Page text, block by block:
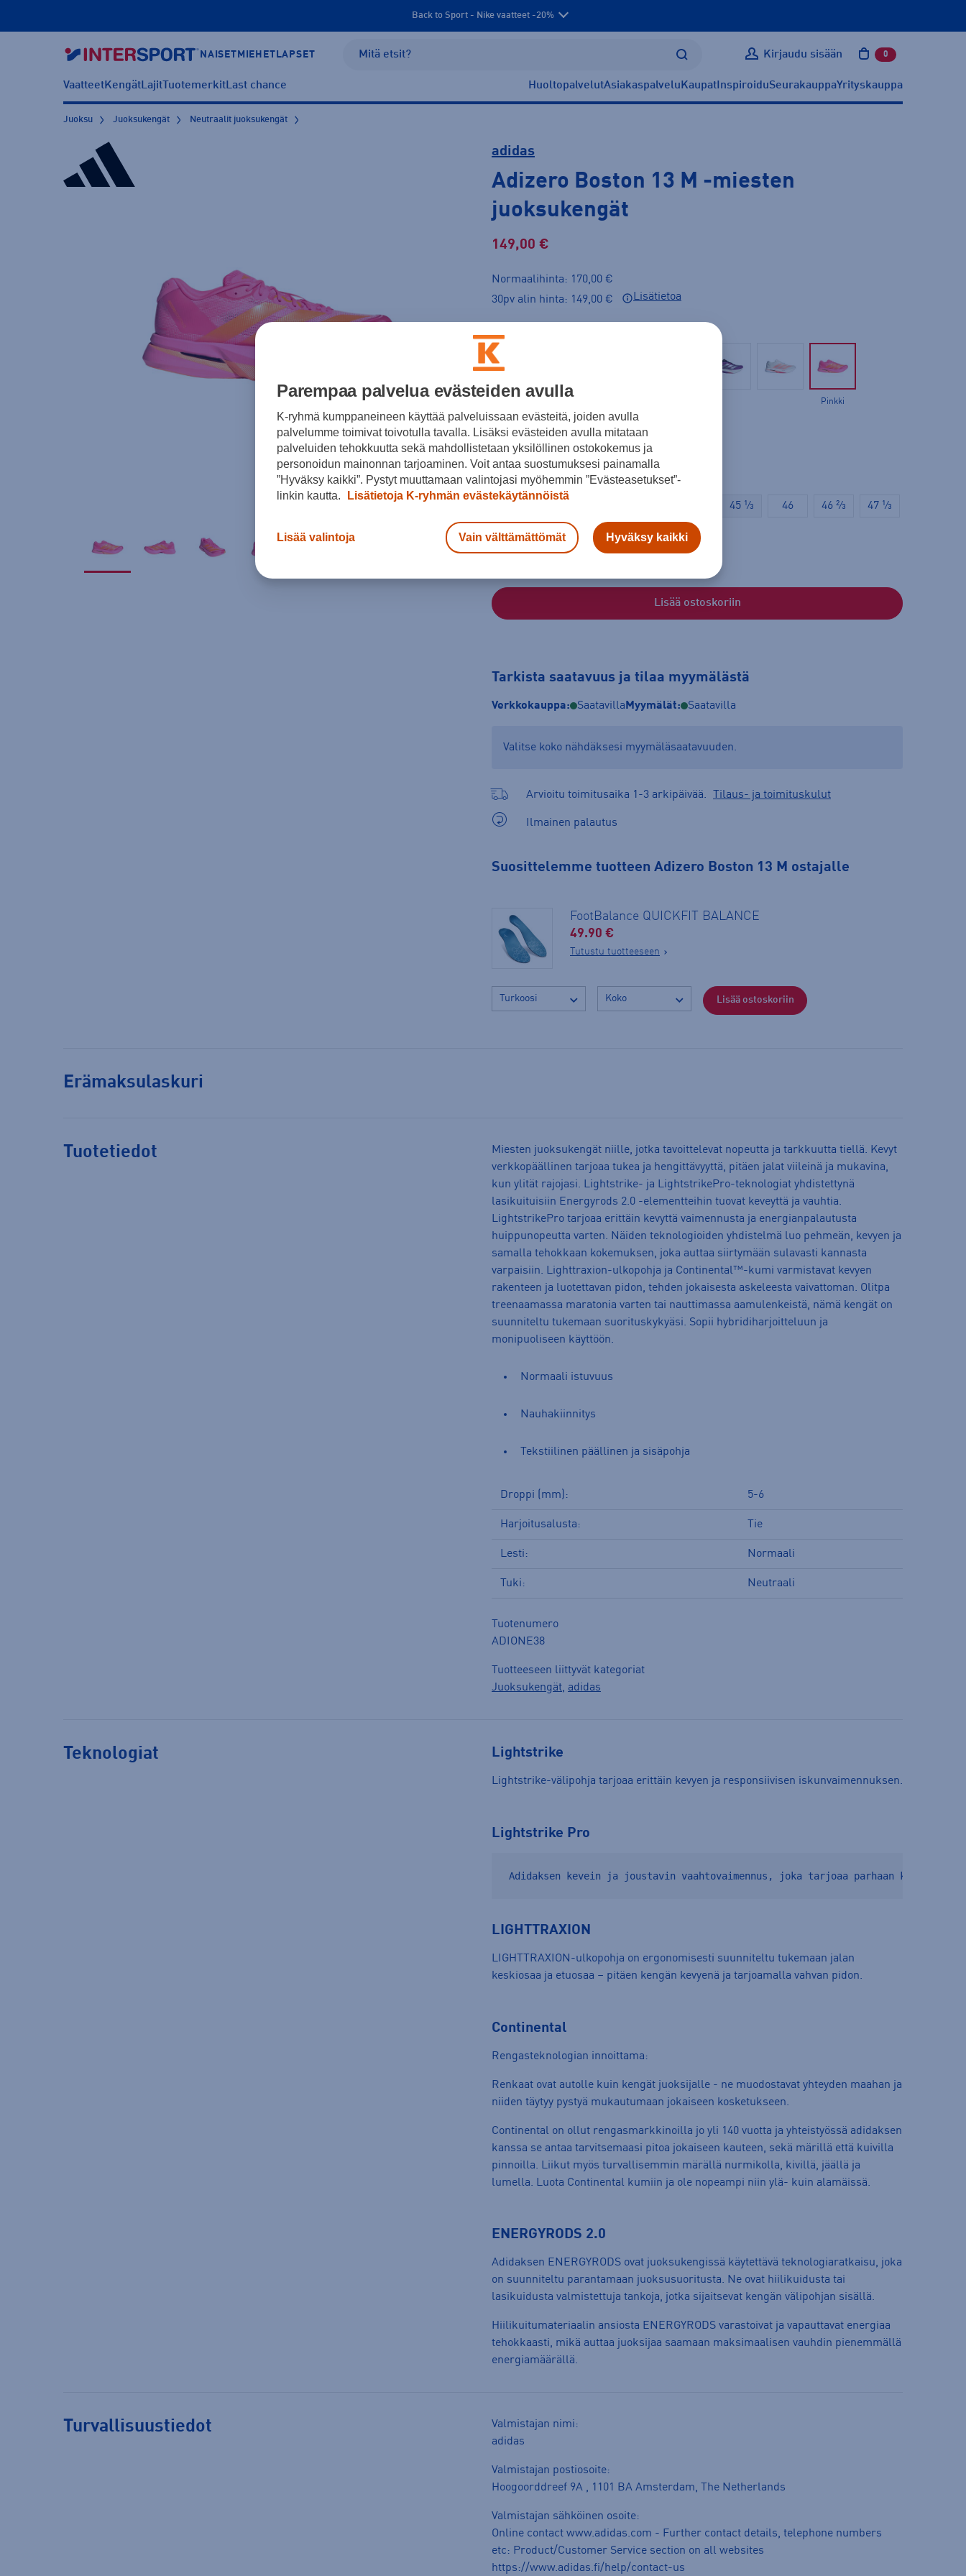
Back to Sport - Nike vaatteet -20%
NAISET MIEHET LAPSET Kirjaudu sisään 0 tuotetta
VaatteetKengätLajitTuotemerkitLast chance HuoltopalvelutAsiakaspalvelu Kaupat InspiroiduSeurakauppaYrityskauppa
Juoksu Juoksukengät Neutraalit juoksukengät
adidas
Adizero Boston 13 M -miesten
juoksukengät
149,00 €
Normaalihinta: 170,00 €
30pv alin hinta: 149,00 €
Lisätietoa
Väri
Pinkki
Koko
45 ⅓ 46 46 ⅔ 47 ⅓
Kokotaulukko
Lisää ostoskoriin
Tarkista saatavuus ja tilaa myymälästä
Verkkokauppa: Saatavilla Myymälät: Saatavilla
Valitse koko nähdäksesi myymäläsaatavuuden.
Arvioitu toimitusaika 1-3 arkipäivää. Tilaus- ja toimituskulut
Ilmainen palautus
Suosittelemme tuotteen Adizero Boston 13 M ostajalle
FootBalance QUICKFIT BALANCE
49.90 €
Tutustu tuotteeseen
Lisää ostoskoriin
Erämaksulaskuri
Tuotetiedot
Miesten juoksukengät niille, jotka tavoittelevat nopeutta ja tarkkuutta tiellä. Kevyt
verkkopäällinen tarjoaa tukea ja hengittävyyttä, pitäen jalat viileinä ja mukavina,
kun ylität rajojasi. Lightstrike- ja LightstrikePro-teknologiat yhdistettynä
lasikuituisiin Energyrods 2.0 -elementteihin tuovat keveyttä ja vauhtia.
LightstrikePro tarjoaa erittäin kevyttä vaimennusta ja energianpalautusta
huippunopeutta varten. Näiden teknologioiden yhdistelmä luo pehmeän, kevyen ja
samalla tehokkaan kokemuksen, joka auttaa siirtymään sulavasti kannasta
varpaisiin. Lighttraxion-ulkopohja ja Continental™-kumi varmistavat kevyen
rakenteen ja luotettavan pidon, tehden jokaisesta askeleesta vaivattoman. Olitpa
treenaamassa maratonia varten tai nauttimassa aamulenkeistä, nämä kengät on
suunniteltu tukemaan suorituskykyäsi. Sopii hybridiharjoitteluun ja
monipuoliseen käyttöön.
Normaali istuvuus
Nauhakiinnitys
Tekstiilinen päällinen ja sisäpohja
Droppi (mm): 5-6
Harjoitusalusta: Tie
Lesti: Normaali
Tuki: Neutraali
Tuotenumero
ADIONE38
Tuotteeseen liittyvät kategoriat
Juoksukengät, adidas
Teknologiat Lightstrike
Lightstrike-välipohja tarjoaa erittäin kevyen ja responsiivisen iskunvaimennuksen.
Lightstrike Pro
Adidaksen kevein ja joustavin vaahtovaimennus, joka tarjoaa parhaan
LIGHTTRAXION
LIGHTTRAXION-ulkopohja on ergonomisesti suunniteltu tukemaan jalan
keskiosaa ja etuosaa – pitäen kengän kevyenä ja tarjoamalla vahvan pidon.
Continental
Rengasteknologian innoittama:
Renkaat ovat autolle kuin kengät juoksijalle - ne muodostavat yhteyden maahan ja
niiden täytyy pystyä mukautumaan jokaiseen kosketukseen.
Continental on ollut rengasmarkkinoilla jo yli 140 vuotta ja yhteistyössä adidaksen
kanssa se antaa tarvitsemaasi pitoa jokaiseen kauteen, sekä märillä että kuivilla
pinnoilla. Liikut myös turvallisemmin märällä nurmikolla, kivillä, jäällä ja
lumella. Luota Continental kumiin ja ole nopeampi niin ylä- kuin alamäissä.
ENERGYRODS 2.0
Adidaksen ENERGYRODS ovat juoksukengissä käytettävä teknologiaratkaisu, joka
on suunniteltu parantamaan juoksusuoritusta. Ne ovat hiilikuidusta tai
lasikuidusta valmistettuja tankoja, jotka sijaitsevat kengän välipohjan sisällä.
Hiilikuitumateriaalin ansiosta ENERGYRODS varastoivat ja vapauttavat energiaa
tehokkaasti, mikä auttaa juoksijaa saamaan maksimaalisen vauhdin pienemmällä
energiamäärällä.
Turvallisuustiedot
Valmistajan nimi:
adidas
Valmistajan postiosoite:
Hoogoorddreef 9A , 1101 BA Amsterdam, The Netherlands
Valmistajan sähköinen osoite:
Online contact www.adidas.com - Further contact details, telephone numbers
etc: Product/Customer Service section on all websites
https://www.adidas.fi/help/contact-us
Parempaa palvelua evästeiden avulla
K-ryhmä kumppaneineen käyttää palveluissaan evästeitä, joiden avulla
palvelumme toimivat toivotulla tavalla. Lisäksi evästeiden avulla mitataan
palveluiden tehokkuutta sekä mahdollistetaan yksilöllinen ostokokemus ja
personoidun mainonnan tarjoaminen. Voit antaa suostumuksesi painamalla
”Hyväksy kaikki”. Pystyt muuttamaan valintojasi myöhemmin ”Evästeasetukset”-
linkin kautta.
Lisätietoja K-ryhmän evästekäytännöistä
Lisää valintoja Vain välttämättömät Hyväksy kaikki